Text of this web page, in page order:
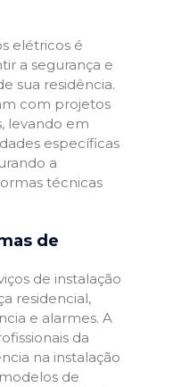
elétricos é
a segurança e
sua residência.
com projetos
levando em
específicas
a
técnicas
de
de instalação
residencial,
e alarmes. A
da
na instalação
de